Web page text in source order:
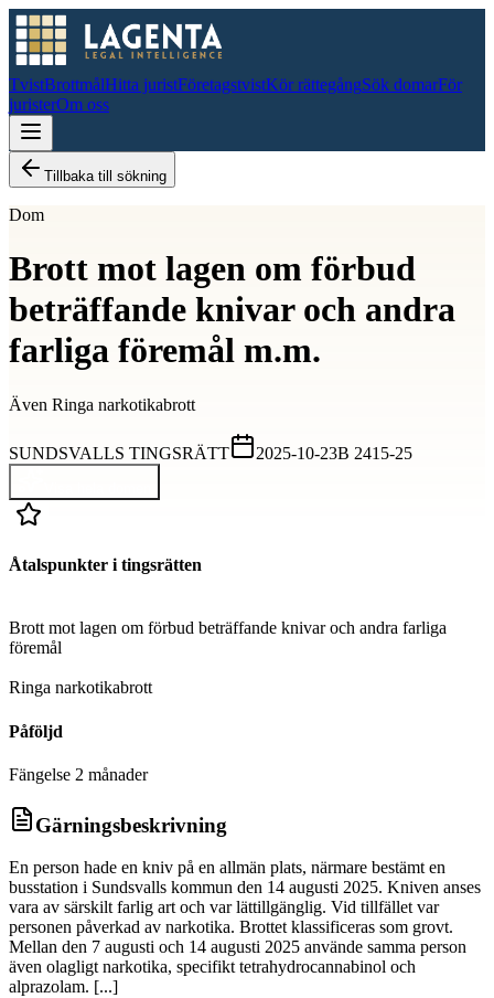
TvistBrottmålHitta juristFöretagstvistKör rättegångSök domarFör
juristerOm oss
Tillbaka till sökning
Dom
Brott mot lagen om förbud
beträffande knivar och andra
farliga föremål m.m.
Även Ringa narkotikabrott
SUNDSVALLS TINGSRÄTT 2025-10-23B 2415-25
Åtalspunkter i tingsrätten
Brott mot lagen om förbud beträffande knivar och andra farliga
föremål
Ringa narkotikabrott
Påföljd
Fängelse 2 månader
Gärningsbeskrivning
En person hade en kniv på en allmän plats, närmare bestämt en
busstation i Sundsvalls kommun den 14 augusti 2025. Kniven anses
vara av särskilt farlig art och var lättillgänglig. Vid tillfället var
personen påverkad av narkotika. Brottet klassificeras som grovt.
Mellan den 7 augusti och 14 augusti 2025 använde samma person
även olagligt narkotika, specifikt tetrahydrocannabinol och
alprazolam. [...]